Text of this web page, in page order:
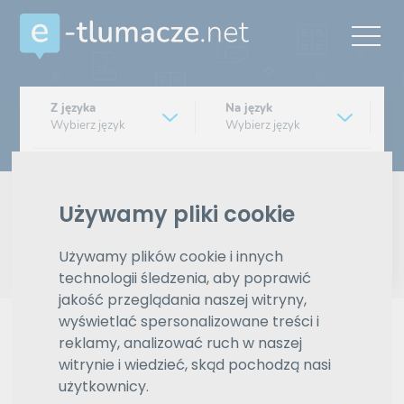
Używamy pliki cookie
Używamy plików cookie i innych
technologii śledzenia, aby poprawić
jakość przeglądania naszej witryny,
wyświetlać spersonalizowane treści i
reklamy, analizować ruch w naszej
witrynie i wiedzieć, skąd pochodzą nasi
użytkownicy.
Z języka
Wybierz język
Na język
Wybierz język
Wyszukiwanie zaawansowane
Reklama
ZAMÓW REKLAMĘ W TYM MIEJSCU